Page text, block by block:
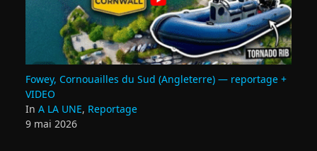
Fowey, Cornouailles du Sud (Angleterre) — reportage +
VIDEO
In A LA UNE, Reportage
9 mai 2026